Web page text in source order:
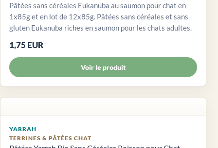
Pâtées sans céréales Eukanuba au saumon pour chat en
1x85g et en lot de 12x85g. Pâtées sans céréales et sans
gluten Eukanuba riches en saumon pour les chats adultes.
1,75 EUR
Voir le produit
YARRAH
TERRINES & PÂTÉES CHAT